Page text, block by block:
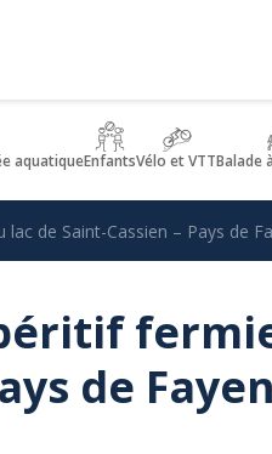
aquatiqueEnfantsVélo et VTTBalade
de Saint-Cassien – Pays de
de